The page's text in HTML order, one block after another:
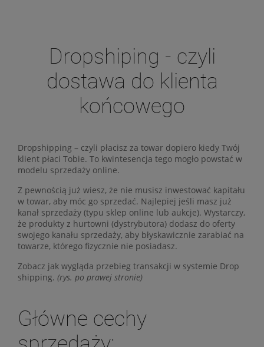
Dropshiping - czyli
dostawa do klienta
końcowego
Dropshipping – czyli płacisz za towar dopiero kiedy Twój
klient płaci Tobie. To kwintesencja tego mogło powstać w
modelu sprzedaży online.
Z pewnością już wiesz, że nie musisz inwestować kapitału
w towar, aby móc go sprzedać. Najlepiej jeśli masz już
kanał sprzedaży (typu sklep online lub aukcje). Wystarczy,
że produkty z hurtowni (dystrybutora) dodasz do oferty
swojego kanału sprzedaży, aby błyskawicznie zarabiać na
towarze, którego fizycznie nie posiadasz.
Zobacz jak wygląda przebieg transakcji w systemie Drop
shipping. (rys. po prawej stronie)
Główne cechy